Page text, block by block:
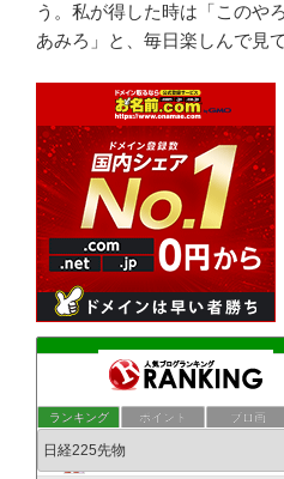
う。私が得した時は「このや
あみろ」と、毎日楽しんで見
ランキング ポイント ブロ画
日経225先物トレード倶楽部
7位 日経225先物・日中寄り引けシステムトレー
ぶつぶつ--河内屋の相場独り言--